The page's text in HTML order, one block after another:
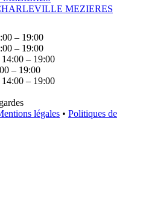
MEZIERES
– 19:00
– 19:00
– 19:00
– 19:00
– 19:00
légales • Politiques de